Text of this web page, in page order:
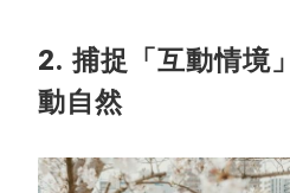
2. 捕捉「互動情境
動自然